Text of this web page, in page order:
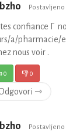
Postavljeno
confiance Г
a/pharmacie/
nous voir .
0 👎0
⇾